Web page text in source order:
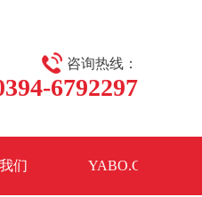
咨询热线：
6792297
们 YABO.COM